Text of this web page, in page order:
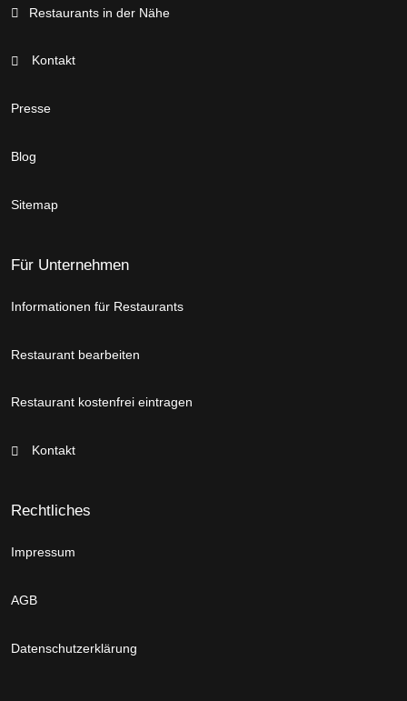
Restaurants in der Nähe
Kontakt
Presse
Blog
Sitemap
Für Unternehmen
Informationen für Restaurants
Restaurant bearbeiten
Restaurant kostenfrei eintragen
Kontakt
Rechtliches
Impressum
AGB
Datenschutzerklärung